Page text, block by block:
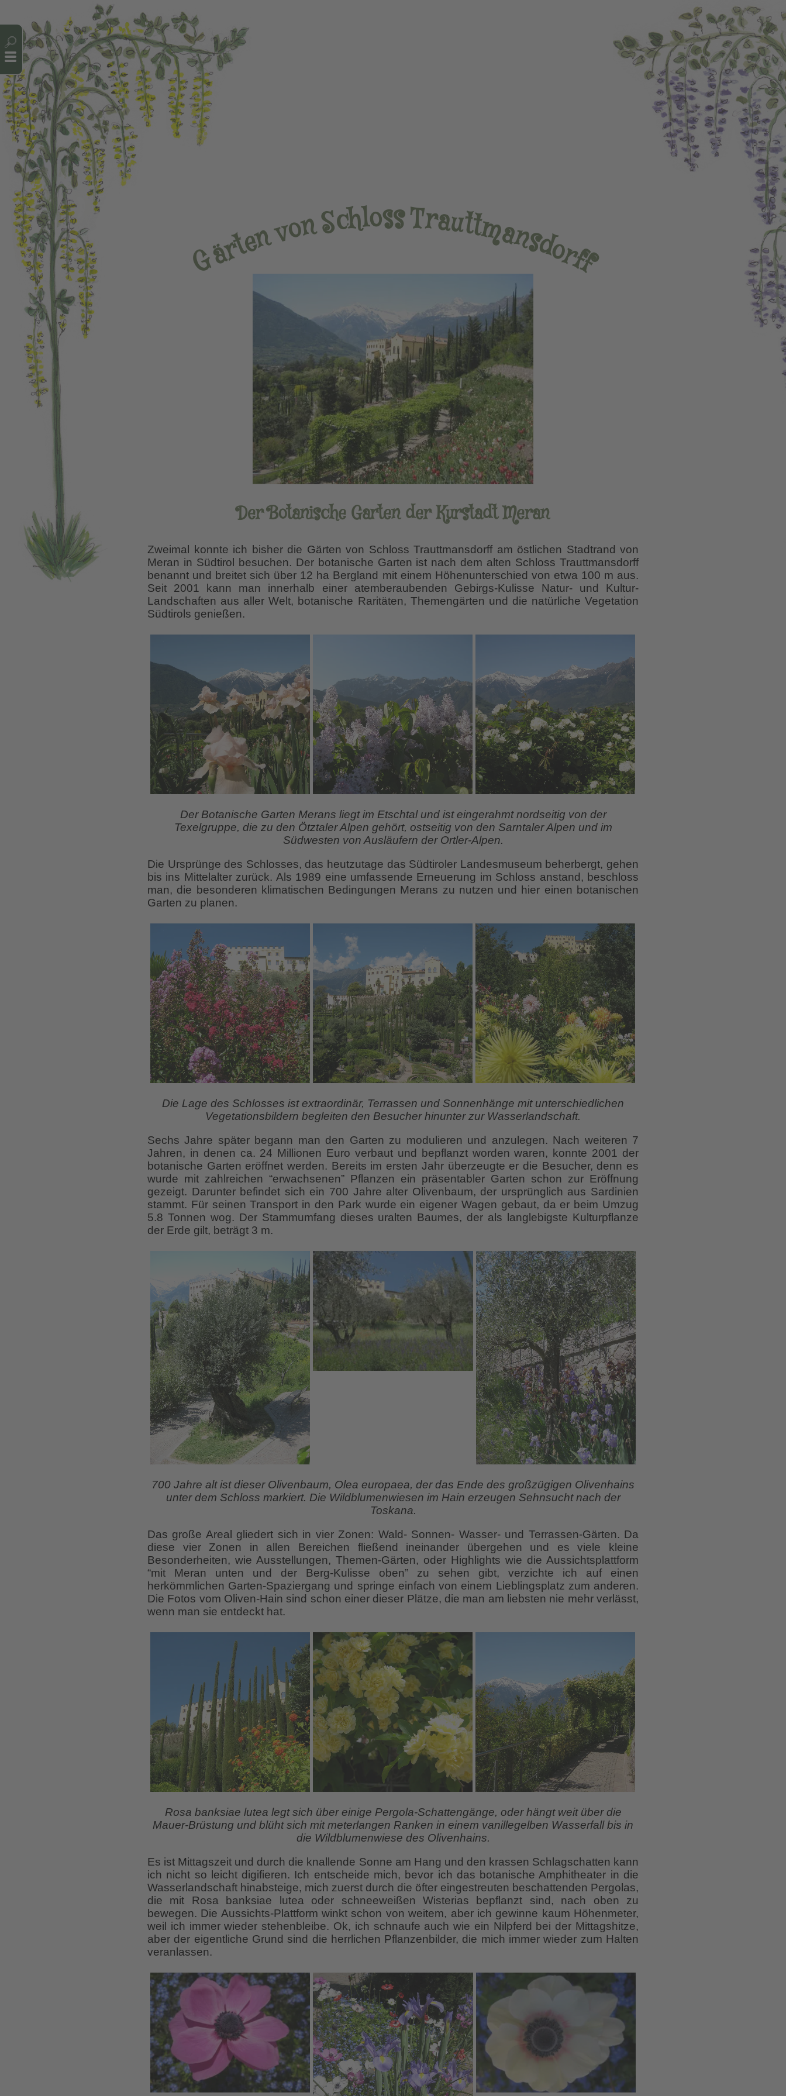
Gär
t
envonSchlossTrauttmans
dor
f
f
Der Botanische Garten der Kurstadt Meran
Zweimal konnte ich bisher die Gärten von Schloss Trauttmansdorff am östlichen Stadtrand von
Meran in Südtirol besuchen. Der botanische Garten ist nach dem alten Schloss Trauttmansdorff
benannt und breitet sich über 12 ha Bergland mit einem Höhenunterschied von etwa 100 m aus.
Seit 2001 kann man innerhalb einer atemberaubenden Gebirgs-Kulisse Natur- und Kultur-
Landschaften aus aller Welt, botanische Raritäten, Themengärten und die natürliche Vegetation
Südtirols genießen.
Der Botanische Garten Merans liegt im Etschtal und ist eingerahmt nordseitig von der
Texelgruppe, die zu den Ötztaler Alpen gehört, ostseitig von den Sarntaler Alpen und im
Südwesten von Ausläufern der Ortler-Alpen.
Die Ursprünge des Schlosses, das heutzutage das Südtiroler Landesmuseum beherbergt, gehen
bis ins Mittelalter zurück. Als 1989 eine umfassende Erneuerung im Schloss anstand, beschloss
man, die besonderen klimatischen Bedingungen Merans zu nutzen und hier einen botanischen
Garten zu planen.
Die Lage des Schlosses ist extraordinär, Terrassen und Sonnenhänge mit unterschiedlichen
Vegetationsbildern begleiten den Besucher hinunter zur Wasserlandschaft.
Sechs Jahre später begann man den Garten zu modulieren und anzulegen. Nach weiteren 7
Jahren, in denen ca. 24 Millionen Euro verbaut und bepflanzt worden waren, konnte 2001 der
botanische Garten eröffnet werden. Bereits im ersten Jahr überzeugte er die Besucher, denn es
wurde mit zahlreichen “erwachsenen” Pflanzen ein präsentabler Garten schon zur Eröffnung
gezeigt. Darunter befindet sich ein 700 Jahre alter Olivenbaum, der ursprünglich aus Sardinien
stammt. Für seinen Transport in den Park wurde ein eigener Wagen gebaut, da er beim Umzug
5.8 Tonnen wog. Der Stammumfang dieses uralten Baumes, der als langlebigste Kulturpflanze
der Erde gilt, beträgt 3 m.
700 Jahre alt ist dieser Olivenbaum, Olea europaea, der das Ende des großzügigen Olivenhains
unter dem Schloss markiert. Die Wildblumenwiesen im Hain erzeugen Sehnsucht nach der
Toskana.
Das große Areal gliedert sich in vier Zonen: Wald- Sonnen- Wasser- und Terrassen-Gärten. Da
diese vier Zonen in allen Bereichen fließend ineinander übergehen und es viele kleine
Besonderheiten, wie Ausstellungen, Themen-Gärten, oder Highlights wie die Aussichtsplattform
“mit Meran unten und der Berg-Kulisse oben” zu sehen gibt, verzichte ich auf einen
herkömmlichen Garten-Spaziergang und springe einfach von einem Lieblingsplatz zum anderen.
Die Fotos vom Oliven-Hain sind schon einer dieser Plätze, die man am liebsten nie mehr verlässt,
wenn man sie entdeckt hat.
Rosa banksiae lutea legt sich über einige Pergola-Schattengänge, oder hängt weit über die
Mauer-Brüstung und blüht sich mit meterlangen Ranken in einem vanillegelben Wasserfall bis in
die Wildblumenwiese des Olivenhains.
Es ist Mittagszeit und durch die knallende Sonne am Hang und den krassen Schlagschatten kann
ich nicht so leicht digifieren. Ich entscheide mich, bevor ich das botanische Amphitheater in die
Wasserlandschaft hinabsteige, mich zuerst durch die öfter eingestreuten beschattenden Pergolas,
die mit Rosa banksiae lutea oder schneeweißen Wisterias bepflanzt sind, nach oben zu
bewegen. Die Aussichts-Plattform winkt schon von weitem, aber ich gewinne kaum Höhenmeter,
weil ich immer wieder stehenbleibe. Ok, ich schnaufe auch wie ein Nilpferd bei der Mittagshitze,
aber der eigentliche Grund sind die herrlichen Pflanzenbilder, die mich immer wieder zum Halten
veranlassen.
Cookie-Einstellungen